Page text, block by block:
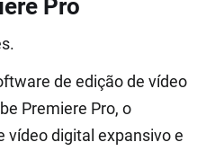
Pro
de edição de vídeo
Premiere Pro, o
vídeo digital expansivo e